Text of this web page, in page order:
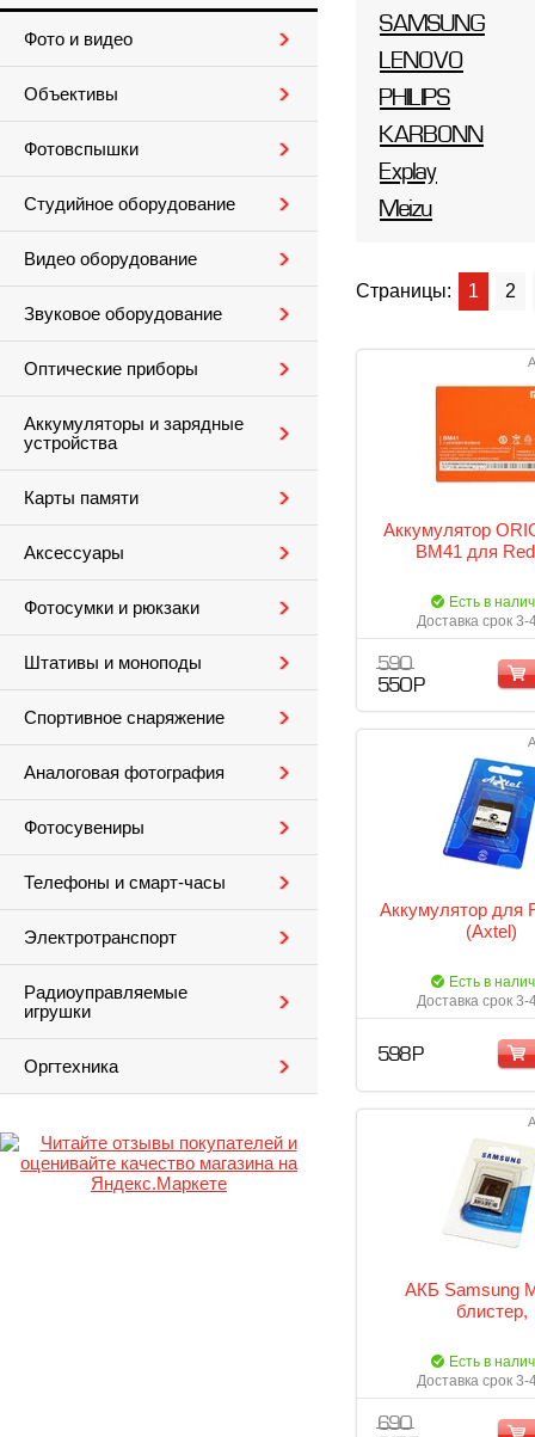
Фото и видео
Объективы
Фотовспышки
Студийное оборудование
Видео оборудование
Звуковое оборудование
Оптические приборы
Аккумуляторы и зарядные
устройства
Карты памяти
Аксессуары
Фотосумки и рюкзаки
Штативы и моноподы
Спортивное снаряжение
Аналоговая фотография
Фотосувениры
Телефоны и смарт-часы
Электротранспорт
Радиоуправляемые
игрушки
Оргтехника
SAMSUNG
LENOVO
PHILIPS
KARBONN
Explay
Meizu
Страницы: 1 2
Аккумулятор
BM41 для
Есть в
Доставка срок 3-
590
550 Р
Аккумулятор для
(Axtel)
Есть в
Доставка срок 3-
598 Р
АКБ Samsung
блистер,
Есть в
Доставка срок 3-
690